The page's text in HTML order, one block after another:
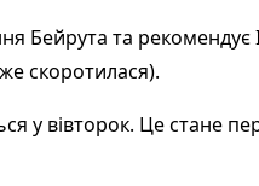
Бейрута та рекомендує
скоротилася).
у вівторок. Це стане